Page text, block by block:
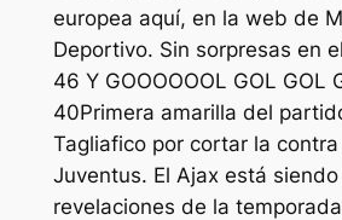
europea aquí, en la web de
Deportivo. Sin sorpresas en
46 Y GOOOOOOL GOL GOL
40Primera amarilla del
Tagliafico por cortar la
Juventus. El Ajax está
revelaciones de la